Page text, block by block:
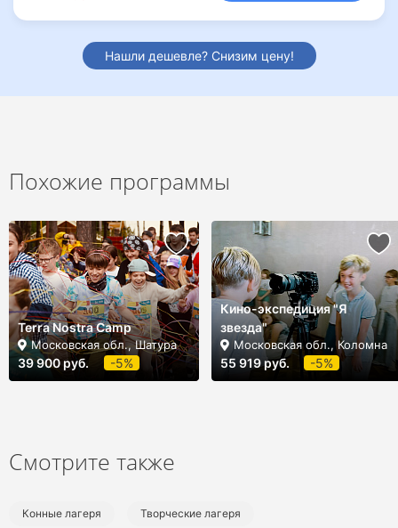
Нашли дешевле? Снизим цену!
Похожие программы
Terra Nostra Camp
Московская обл., Шатура
39 900 руб. -5%
Кино-экспедиция "Я
звезда"
Московская обл., Коломна
55 919 руб. -5%
Смотрите также
Конные лагеря Творческие лагеря